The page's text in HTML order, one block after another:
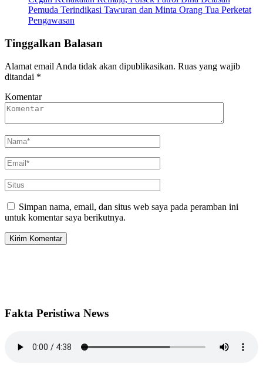
Pemuda Terindikasi Tawuran dan Minta Orang Tua Perketat
Pengawasan
Tinggalkan Balasan
Alamat email Anda tidak akan dipublikasikan. Ruas yang wajib
ditandai *
Komentar
Simpan nama, email, dan situs web saya pada peramban ini
untuk komentar saya berikutnya.
Fakta Peristiwa News